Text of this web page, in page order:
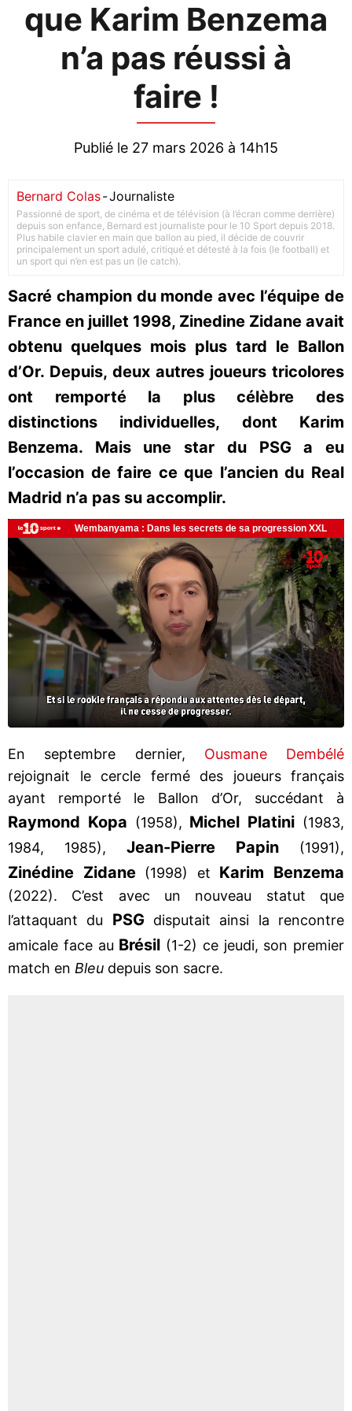
que Karim Benzema
n’a pas réussi à
faire !
Publié le 27 mars 2026 à 14h15
Bernard Colas-Journaliste
Passionné de sport, de cinéma et de télévision (à l’écran comme derrière)
depuis son enfance, Bernard est journaliste pour le 10 Sport depuis 2018.
Plus habile clavier en main que ballon au pied, il décide de couvrir
principalement un sport adulé, critiqué et détesté à la fois (le football) et
un sport qui n’en est pas un (le catch).
Sacré champion du monde avec l’équipe de
France en juillet 1998, Zinedine Zidane avait
obtenu quelques mois plus tard le Ballon
d’Or. Depuis, deux autres joueurs tricolores
ont remporté la plus célèbre des
distinctions individuelles, dont Karim
Benzema. Mais une star du PSG a eu
l’occasion de faire ce que l’ancien du Real
Madrid n’a pas su accomplir.
En septembre dernier, Ousmane Dembélé
rejoignait le cercle fermé des joueurs français
ayant remporté le Ballon d’Or, succédant à
Raymond Kopa (1958), Michel Platini (1983,
1984, 1985), Jean-Pierre Papin (1991),
Zinédine Zidane(1998) et Karim Benzema
(2022). C’est avec un nouveau statut que
l’attaquant du
PSG disputait ainsi la rencontre
amicale face au Brésil (1-2) ce jeudi, son premier
match en Bleu depuis son sacre.